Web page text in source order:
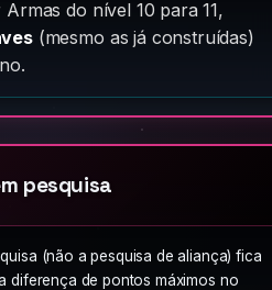
do nível 10 para 11,
(mesmo as já construídas)
pesquisa
(não a pesquisa de aliança) fica
diferença de pontos máximos no